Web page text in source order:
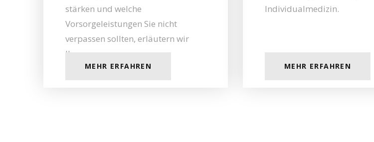
stärken und welche
Vorsorgeleistungen Sie nicht
verpassen sollten, erläutern wir
Ihnen gern.
MEHR ERFAHREN
Individualmedizin.
MEHR ERFAHREN